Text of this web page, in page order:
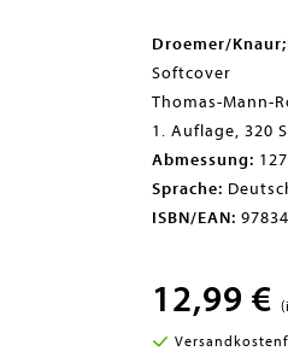
Droemer/
Softcover
Thomas-Mann-
1. Auflage, 320
Abmessung:
Sprache:
ISBN/EAN:
12,99 €